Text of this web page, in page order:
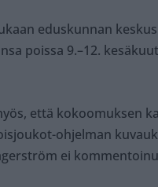
eduskunnan
poissa 9.–12.
että kokoomuksen
ohjelman
ei